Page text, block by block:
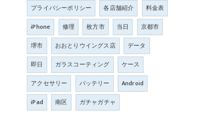
プライバシーポリシー
各店舗紹介
料金表
iPhone
修理 枚方市 当日
京都市
堺市
おおとりウイングス店
データ
即日
ガラスコーティング
ケース
アクセサリー
バッテリー
Android
iPad
南区
ガチャガチャ